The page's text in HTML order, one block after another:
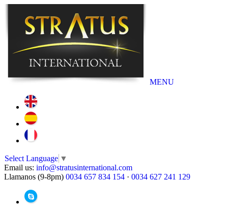
MENU
Select Language ▼
Email us: info@stratusinternational.com
Llamanos (9-8pm) 0034 657 834 154 · 0034 627 241 129